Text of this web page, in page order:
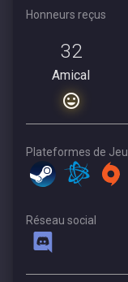
Honneurs reçus
32
Amical
Plateformes de Jeu
Réseau social